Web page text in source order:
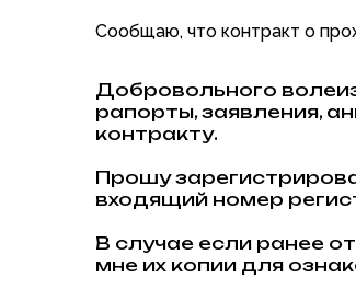
Сообщаю, что контракт о
Добровольного
рапорты, заявления,
контракту.
Прошу
входящий номер
В случае если ранее
мне их копии для